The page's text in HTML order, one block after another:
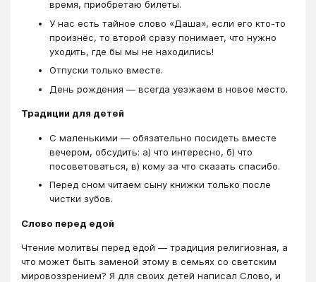
время, приобретаю билеты.
У нас есть тайное слово «Даша», если его кто-то
произнёс, то второй сразу понимает, что нужно
уходить, где бы мы не находились!
Отпуски только вместе.
День рождения — всегда уезжаем в новое место.
Традиции для детей
С маленькими — обязательно посидеть вместе
вечером, обсудить: а) что интересно, б) что
посоветоваться, в) кому за что сказать спасибо.
Перед сном читаем сыну книжки только после
чистки зубов.
Слово перед едой
Чтение молитвы перед едой — традиция религиозная, а
что может быть заменой этому в семьях со светским
мировоззрением? Я для своих детей написал Слово, и